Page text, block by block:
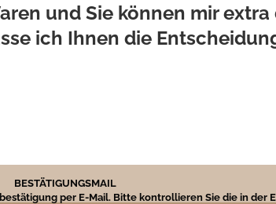
und Sie können mir
ich Ihnen die
BESTÄTIGUNGSMAIL
per E-Mail. Bitte kontrollieren Sie die in der